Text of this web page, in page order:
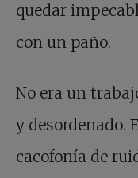
quedar
con un paño.
No era un
y desordenado.
cacofonía de